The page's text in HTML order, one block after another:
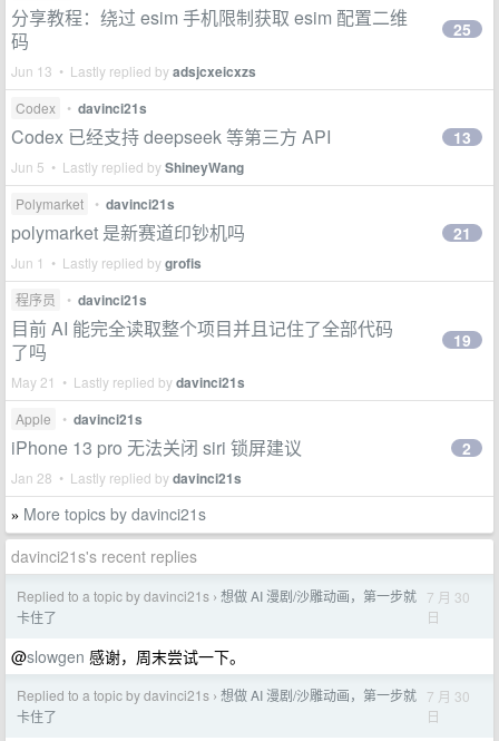
分享教程：绕过 esim 手机限制获取 esim 配置二维
码
Jun 13 • Lastly replied byadsjcxeicxzs
25
Codex • davinci21s
Codex 已经支持 deepseek 等第三方 API
Jun 5 • Lastly replied byShineyWang
13
Polymarket • davinci21s
polymarket 是新赛道印钞机吗
Jun 1 • Lastly replied bygrofis
21
程序员 • davinci21s
目前 AI 能完全读取整个项目并且记住了全部代码
了吗
May 21 • Lastly replied bydavinci21s
19
Apple • davinci21s
iPhone 13 pro 无法关闭 siri 锁屏建议
Jan 28 • Lastly replied bydavinci21s
2
» More topics by davinci21s
davinci21s's recent replies
Replied to a topic by davinci21s › 想做 AI 漫剧/沙雕动画，第一步就
卡住了
7 月 30
日
@slowgen 感谢，周末尝试一下。
Replied to a topic by davinci21s › 想做 AI 漫剧/沙雕动画，第一步就
卡住了
7 月 30
日